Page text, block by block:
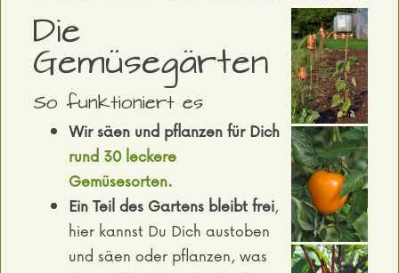
Die
Gemüsegärten
So funktioniert es
Wir säen und pflanzen für Dich
rund 30 leckere
Gemüsesorten.
Ein Teil des Gartens bleibt frei,
hier kannst Du Dich austoben
und säen oder pflanzen, was